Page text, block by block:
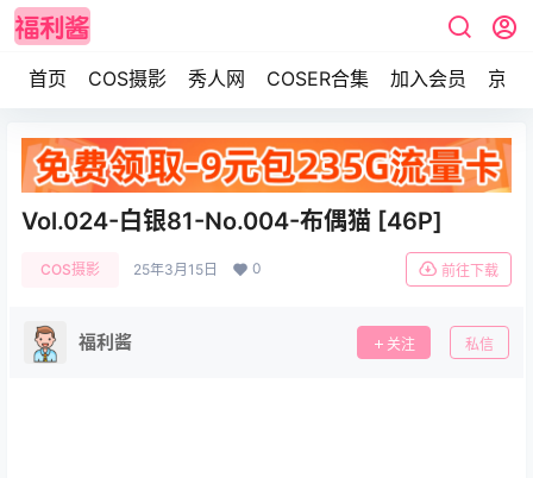
首页 COS摄影 秀人网 COSER合集 加入会员 京东
Vol.024-白银81-No.004-布偶猫 [46P]
COS摄影 25年3月15日 0 前往下载
福利酱 关注 私信